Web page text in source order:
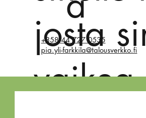
josta
+358 44 727 0535
pia.yli-farkkila@talousverkko.fi